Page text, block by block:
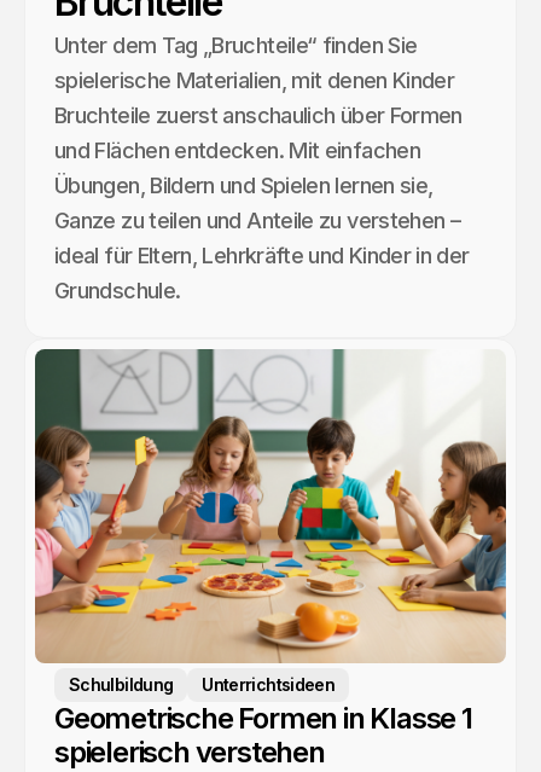
Unter dem Tag „Bruchteile“ finden Sie
spielerische Materialien, mit denen Kinder
Bruchteile zuerst anschaulich über Formen
und Flächen entdecken. Mit einfachen
Übungen, Bildern und Spielen lernen sie,
Ganze zu teilen und Anteile zu verstehen –
ideal für Eltern, Lehrkräfte und Kinder in der
Grundschule.
Schulbildung Unterrichtsideen
Geometrische Formen in Klasse 1
spielerisch verstehen